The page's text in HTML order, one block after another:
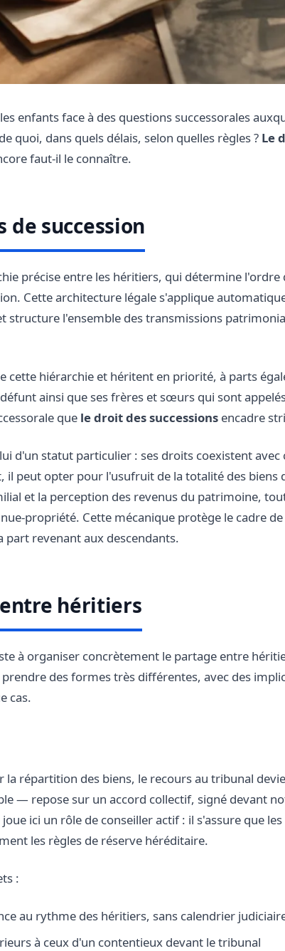
enfants face à des questions successorales
quoi, dans quels délais, selon quelles règles ? Le
faut-il le connaître.
de succession
précise entre les héritiers, qui détermine l'ordre
Cette architecture légale s'applique
structure l'ensemble des transmissions
cette hiérarchie et héritent en priorité, à parts
ainsi que ses frères et sœurs qui sont
que le droit des successions encadre
d'un statut particulier : ses droits coexistent avec
il peut opter pour l'usufruit de la totalité des biens
et la perception des revenus du patrimoine,
propriété. Cette mécanique protège le cadre
revenant aux descendants.
héritiers
à organiser concrètement le partage entre
des formes très différentes, avec des
cas.
répartition des biens, le recours au tribunal
— repose sur un accord collectif, signé devant
ici un rôle de conseiller actif : il s'assure que
les règles de réserve héréditaire.
:
au rythme des héritiers, sans calendrier
à ceux d'un contentieux devant le tribunal